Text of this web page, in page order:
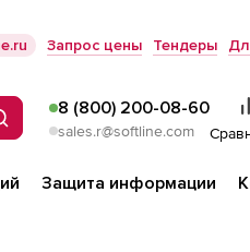
Запрос цены Тендеры
8 (800) 200-08-60
sales.r@softline.com
Защита информации